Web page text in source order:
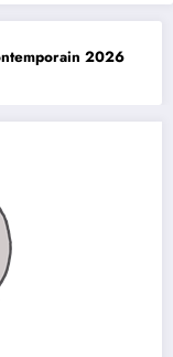
Conte à la Grotte